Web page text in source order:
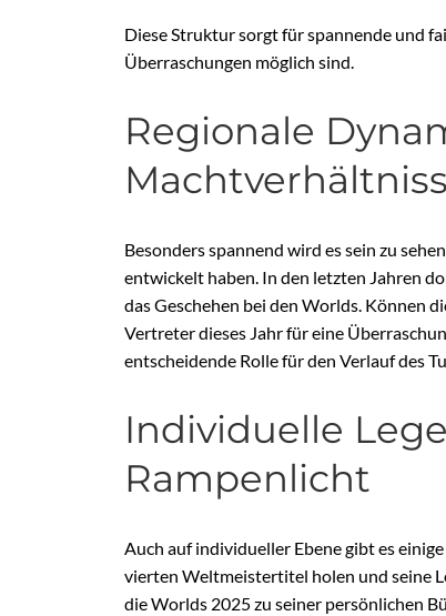
Diese Struktur sorgt für spannende und
Überraschungen möglich sind.
Regionale
Besonders spannend wird es sein zu
entwickelt haben. In den letzten Jahren
das Geschehen bei den Worlds. Können
Vertreter dieses Jahr für eine
entscheidende Rolle für den Verlauf des
Individuelle
Rampenlicht
Auch auf individueller Ebene gibt es
vierten Weltmeistertitel holen und seine
die Worlds 2025 zu seiner persönlichen